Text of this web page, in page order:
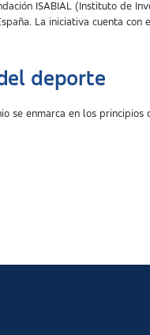
ISABIAL (Instituto de
La iniciativa cuenta con
deporte
se enmarca en los